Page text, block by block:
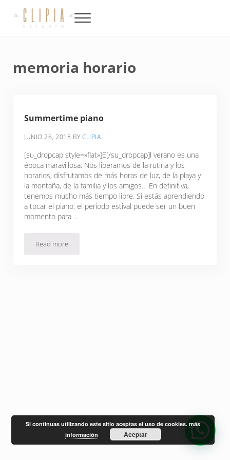
Menu
memoria horario
Summertime piano
JUNIO 26, 2018 BYCLIPIA
[su_dropcap style=»flat»]E[/su_dropcap]l verano es una
época maravillosa. Nos liberamos de la rutina y los
horarios, disfrutamos de más horas de luz, de la playa y
la montaña, de la familia y los amigos… En definitiva,
tenemos mucho más tiempo libre. Si estás aprendiendo
a tocar el piano, el periodo estival puede ser un buen
momento para …
Read moreSummertime piano
Si continuas utilizando este sitio aceptas el uso de cookies.más
información
Aceptar